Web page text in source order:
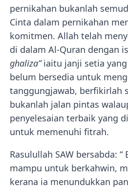
pernikahan bukanlah
Cinta dalam pernikahan
komitmen. Allah telah
di dalam Al-Quran dengan
ghaliza”iaitu janji setia yang
belum bersedia untuk
tanggungjawab, berfikirlah
bukanlah jalan pintas
penyelesaian terbaik yang
untuk memenuhi fitrah.
Rasulullah SAW bersabda:
mampu untuk berkahwin,
kerana ia menundukkan